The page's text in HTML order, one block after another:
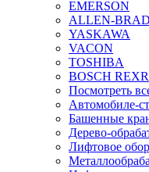
EMERSON
ALLEN-
YASKAWA
VACON
TOSHIBA
BOSCH
Посмотреть
Автомобиле-
Башенные
Дерево-
Лифтовое